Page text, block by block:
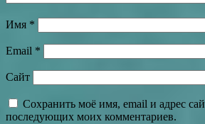
Имя *
Email *
Сайт
Сохранить моё имя, email и адрес
последующих моих комментариев.